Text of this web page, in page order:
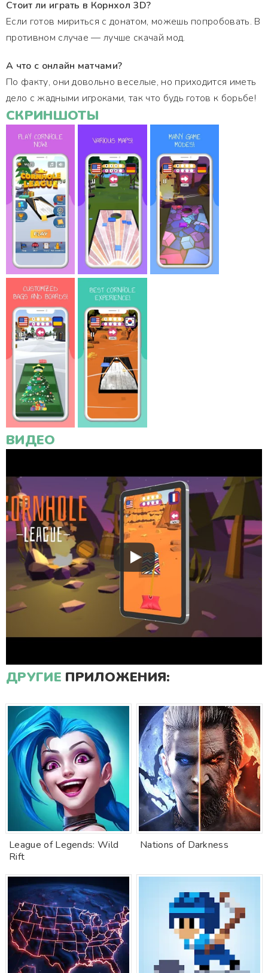
Стоит ли играть в Корнхол 3D?
Если готов мириться с донатом, можешь попробовать. В
противном случае — лучше скачай мод.
А что с онлайн матчами?
По факту, они довольно веселые, но приходится иметь
дело с жадными игроками, так что будь готов к борьбе!
СКРИНШОТЫ
ВИДЕО
ДРУГИЕ ПРИЛОЖЕНИЯ:
League of Legends: Wild
Rift
Nations of Darkness